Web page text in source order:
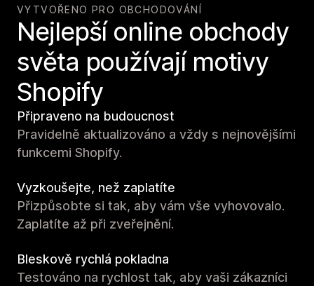
VYTVOŘENO PRO OBCHODOVÁNÍ
Nejlepší online obchody
světa používají motivy
Shopify
Připraveno na budoucnost
Pravidelně aktualizováno a vždy s nejnovějšími
funkcemi Shopify.
Vyzkoušejte, než zaplatíte
Přizpůsobte si tak, aby vám vše vyhovovalo.
Zaplatíte až při zveřejnění.
Bleskově rychlá pokladna
Testováno na rychlost tak, aby vaši zákazníci